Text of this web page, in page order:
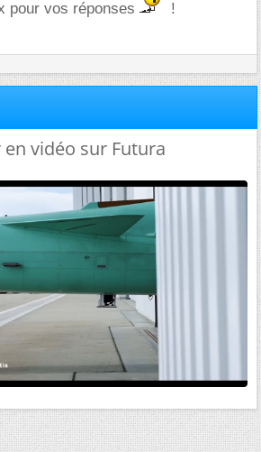
pour vos réponses !
en vidéo sur Futura